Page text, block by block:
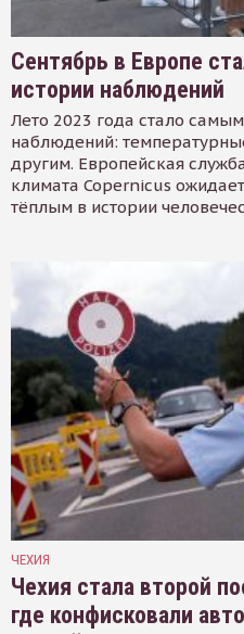
Сентябрь в Европе
истории наблюдений
Лето 2023 года стало
наблюдений:
другим. Европейская
климата Copernicus
тёплым в истории
ЧЕХИЯ
Чехия стала второй
где конфисковали